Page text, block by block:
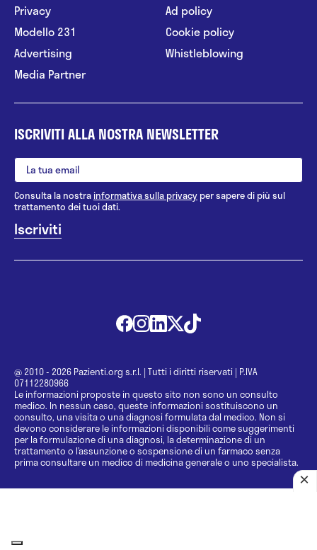
Privacy
Modello 231
Advertising
Media Partner
Ad policy
Cookie policy
Whistleblowing
ISCRIVITI ALLA NOSTRA NEWSLETTER
Consulta la nostrainformativa sulla privacy per sapere di più sul
trattamento dei tuoi dati.
@ 2010 - 2026 Pazienti.org s.r.l. | Tutti i diritti riservati | P.IVA
07112280966
Le informazioni proposte in questo sito non sono un consulto
medico. In nessun caso, queste informazioni sostituiscono un
consulto, una visita o una diagnosi formulata dal medico. Non si
devono considerare le informazioni disponibili come suggerimenti
per la formulazione di una diagnosi, la determinazione di un
trattamento o l’assunzione o sospensione di un farmaco senza
prima consultare un medico di medicina generale o uno specialista.